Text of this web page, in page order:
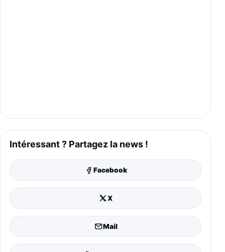
Intéressant ? Partagez la news !
Facebook
X
Mail